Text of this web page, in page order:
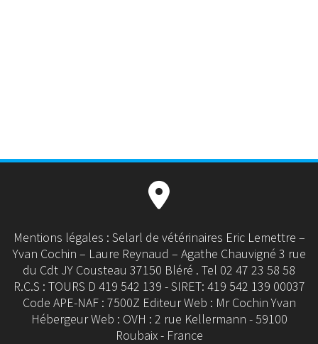
Mentions légales : Selarl de vétérinaires Eric Lemettre –
Yvan Cochin – Laure Reynaud – Agathe Chauvigné 3 rue
du Cdt JY Cousteau 37150 Bléré . Tel 02 47 23 58 58
R.C.S : TOURS D 419 542 139 - SIRET: 419 542 139 00037
Code APE-NAF : 7500Z Editeur Web : Mr Cochin Yvan
Hébergeur Web : OVH : 2 rue Kellermann - 59100
Roubaix - France